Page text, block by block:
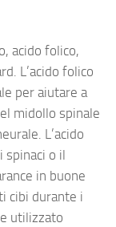
acido folico,
L’acido folico
per aiutare a
midollo spinale
L’acido
spinaci o il
in buone
cibi durante i
utilizzato